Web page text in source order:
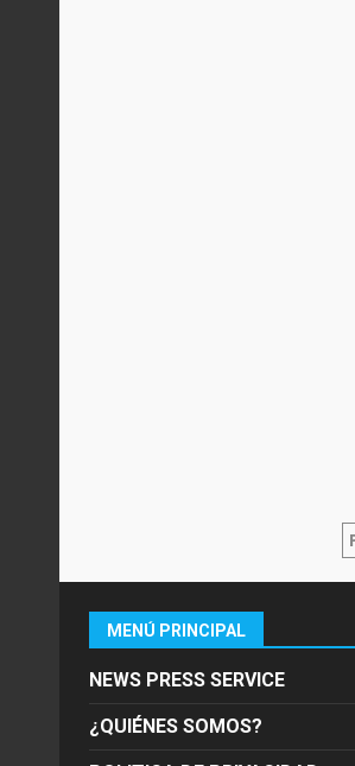
MENÚ PRINCIPAL
NEWS PRESS SERVICE
¿QUIÉNES SOMOS?